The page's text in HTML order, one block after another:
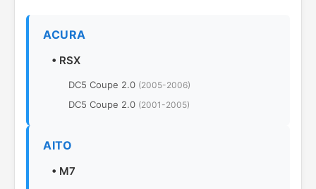
ACURA
• RSX
DC5 Coupe 2.0 (2005-2006)
DC5 Coupe 2.0 (2001-2005)
AITO
• M7